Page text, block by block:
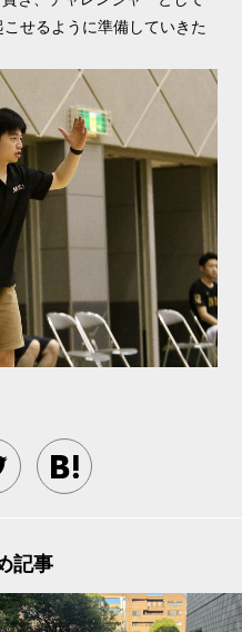
せるように準備していきた
記事